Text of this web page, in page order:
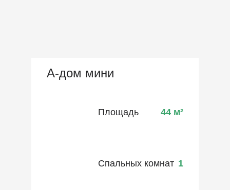
А-дом мини
Площадь 44 м²
Спальных комнат 1